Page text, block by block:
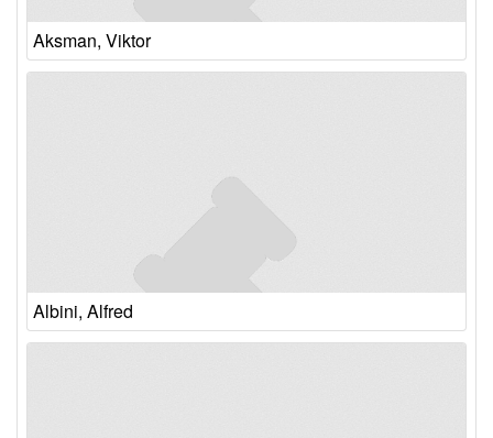
Aksman, Viktor
Albini, Alfred